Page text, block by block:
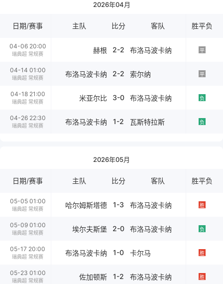
2026年04月
日期/赛事 主队 比分 客队 胜平负
04-06 20:00
瑞典超 常规赛 赫根 2-2 布洛马波卡纳 平
04-14 01:00
瑞典超 常规赛 布洛马波卡纳 2-2 索尔纳 平
04-18 21:00
瑞典超 常规赛 米亚尔比 3-0 布洛马波卡纳 负
04-26 22:30
瑞典超 常规赛 布洛马波卡纳 1-2 瓦斯特拉斯 负
2026年05月
日期/赛事 主队 比分 客队 胜平负
05-05 01:00
瑞典超 常规赛 哈尔姆斯塔德 1-3 布洛马波卡纳 胜
05-09 01:00
瑞典超 常规赛 埃尔夫斯堡 2-0 布洛马波卡纳 负
05-17 20:00
瑞典超 常规赛 布洛马波卡纳 1-0 卡尔马 胜
05-23 01:00
瑞典超 常规赛 佐加顿斯 1-2 布洛马波卡纳 胜